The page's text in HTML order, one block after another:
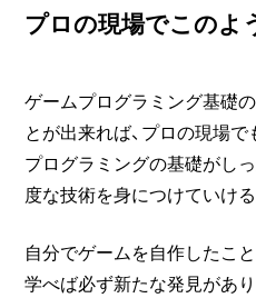
プロの現場でこのよ
ゲームプログラミング基礎
とが出来れば、プロの現場
プログラミングの基礎がし
度な技術を身につけていける
自分でゲームを自作したこ
学べば必ず新たな発見があり